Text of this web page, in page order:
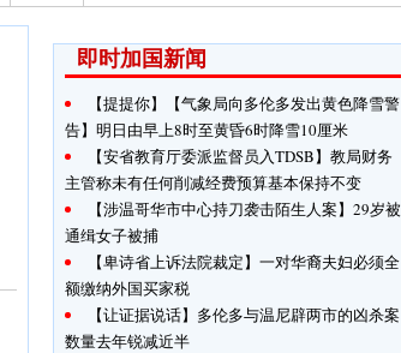
即时加国新闻
【提提你】【气象局向多伦多发出黄色降雪警
告】明日由早上8时至黄昏6时降雪10厘米
【安省教育厅委派监督员入TDSB】教局财务
主管称未有任何削减经费预算基本保持不变
【涉温哥华市中心持刀袭击陌生人案】29岁被
通缉女子被捕
【卑诗省上诉法院裁定】一对华裔夫妇必须全
额缴纳外国买家税
【让证据说话】多伦多与温尼辟两市的凶杀案
数量去年锐减近半